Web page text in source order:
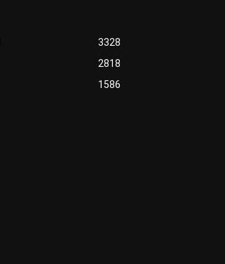
3328
2818
1586